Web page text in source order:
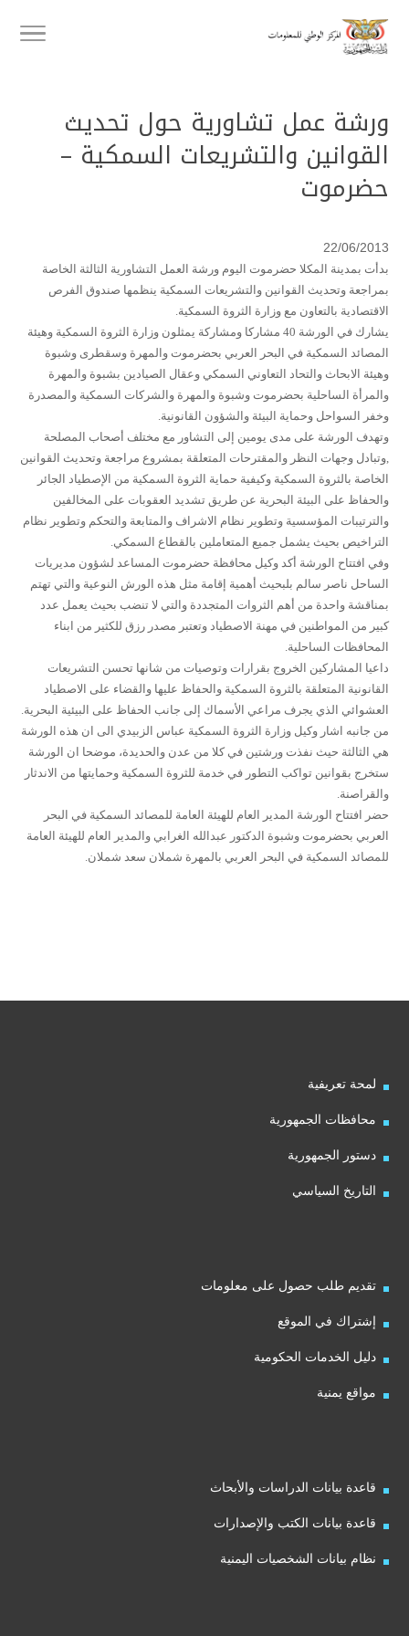
ورشة عمل تشاورية حول تحديث
القوانين والتشريعات السمكية –
حضرموت
22/06/2013
بدأت بمدينة المكلا حضرموت اليوم ورشة العمل التشاورية الثالثة الخاصة
بمراجعة وتحديث القوانين والتشريعات السمكية ينظمها صندوق الفرص
الاقتصادية بالتعاون مع وزارة الثروة السمكية.
يشارك في الورشة 40 مشاركا ومشاركة يمثلون وزارة الثروة السمكية وهيئة
المصائد السمكية في البحر العربي بحضرموت والمهرة وسقطرى وشبوة
وهيئة الابحاث والتحاد التعاوني السمكي وعقال الصيادين بشبوة والمهرة
والمرأة الساحلية بحضرموت وشبوة والمهرة والشركات السمكية والمصدرة
وخفر السواحل وحماية البيئة والشؤون القانونية.
وتهدف الورشة على مدى يومين إلى التشاور مع مختلف أصحاب المصلحة
,وتبادل وجهات النظر والمقترحات المتعلقة بمشروع مراجعة وتحديث القوانين
الخاصة بالثروة السمكية وكيفية حماية الثروة السمكية من الإصطياد الجائر
والحفاظ على البيئة البحرية عن طريق تشديد العقوبات على المخالفين
والترتيبات المؤسسية وتطوير نظام الاشراف والمتابعة والتحكم وتطوير نظام
التراخيص بحيث يشمل جميع المتعاملين بالقطاع السمكي.
وفي افتتاح الورشة أكد وكيل محافظة حضرموت المساعد لشؤون مديريات
الساحل ناصر سالم بلبحيث أهمية إقامة مثل هذه الورش النوعية والتي تهتم
بمناقشة واحدة من أهم الثروات المتجددة والتي لا تنضب بحيث يعمل عدد
كبير من المواطنين في مهنة الاصطياد وتعتبر مصدر رزق للكثير من ابناء
المحافظات الساحلية.
داعيا المشاركين الخروج بقرارات وتوصيات من شانها تحسن التشريعات
القانونية المتعلقة بالثروة السمكية والحفاظ عليها والقضاء على الاصطياد
العشوائي الذي يجرف مراعي الأسماك إلى جانب الحفاظ على البيئية البحرية.
من جانبه اشار وكيل وزارة الثروة السمكية عباس الزبيدي الى ان هذه الورشة
هي الثالثة حيث نفذت ورشتين في كلا من عدن والحديدة، موضحا ان الورشة
ستخرج بقوانين تواكب التطور في خدمة للثروة السمكية وحمايتها من الاندثار
والقراصنة.
حضر افتتاح الورشة المدير العام للهيئة العامة للمصائد السمكية في البحر
العربي بحضرموت وشبوة الدكتور عبدالله الغرابي والمدير العام للهيئة العامة
للمصائد السمكية في البحر العربي بالمهرة شملان سعد شملان.
لمحة تعريفية
محافظات الجمهورية
دستور الجمهورية
التاريخ السياسي
تقديم طلب حصول على معلومات
إشتراك في الموقع
دليل الخدمات الحكومية
مواقع يمنية
قاعدة بيانات الدراسات والأبحاث
قاعدة بيانات الكتب والإصدارات
نظام بيانات الشخصيات اليمنية